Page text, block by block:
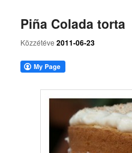
Piña Colada torta
Közzétéve2011-06-23